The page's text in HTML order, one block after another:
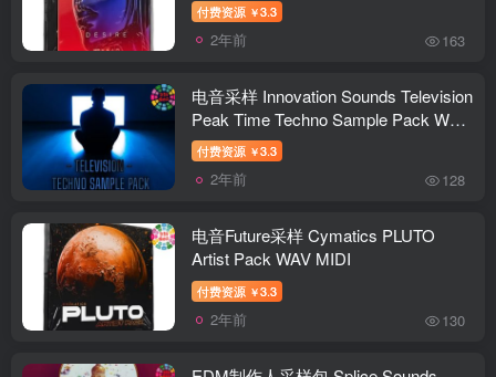
付费资源 ￥3.3
2年前 163
电音采样 Innovation Sounds Television
Peak Time Techno Sample Pack WAV
MIDI
付费资源 ￥3.3
2年前 128
电音Future采样 Cymatics PLUTO
Artist Pack WAV MIDI
付费资源 ￥3.3
2年前 130